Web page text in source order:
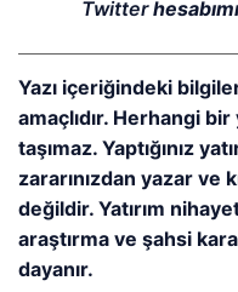
Twitter
Yazı içeriğindeki
amaçlıdır. Herhangi
taşımaz. Yaptığınız
zararınızdan yazar
değildir. Yatırım
araştırma ve şahsi
dayanır.